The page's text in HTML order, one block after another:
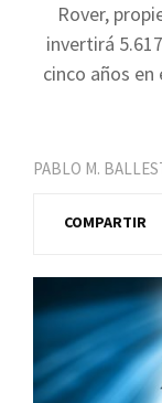
Rover,
invertirá
cinco años
PABLO M.
COMPARTIR